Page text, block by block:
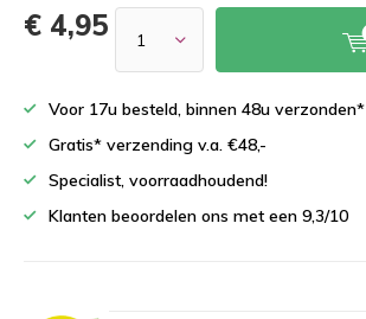
€ 4,95
Voor 17u besteld, binnen 48u verzonden*
Gratis* verzending v.a. €48,-
Specialist, voorraadhoudend!
Klanten beoordelen ons met een 9,3/10